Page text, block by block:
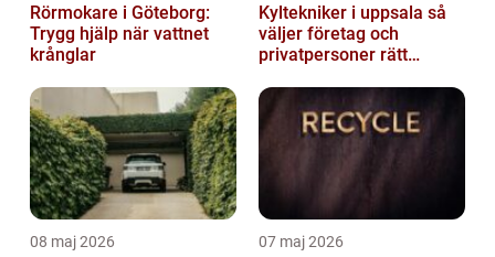
Rörmokare i Göteborg:
Trygg hjälp när vattnet
krånglar
Kyltekniker i uppsala så
väljer företag och
privatpersoner rätt
08 maj 2026 07 maj 2026